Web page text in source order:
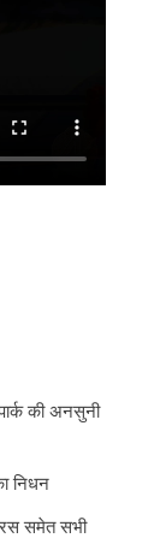
की अनसुनी
निधन
समेत सभी